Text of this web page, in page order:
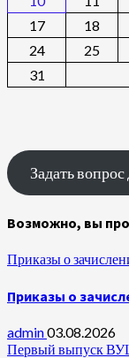
17
18
24
25
31
Задать
Возможно, вы
Приказы о
Приказы о
admin03.08.2026
Первый выпуск